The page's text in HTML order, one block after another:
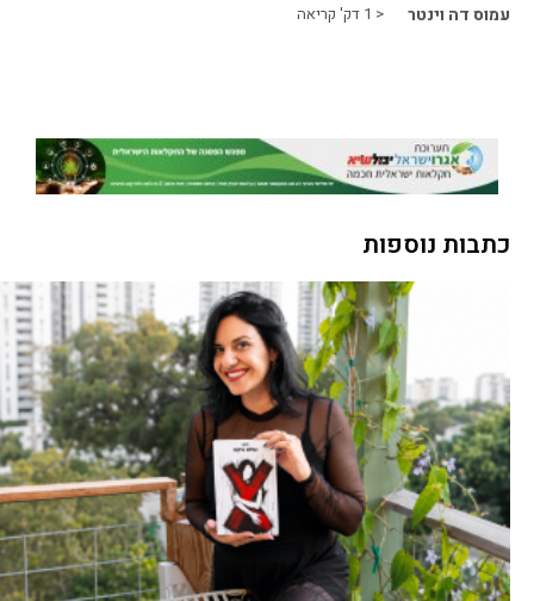
עמוס דה וינטר < 1 דק' קריאה
כתבות נוספות